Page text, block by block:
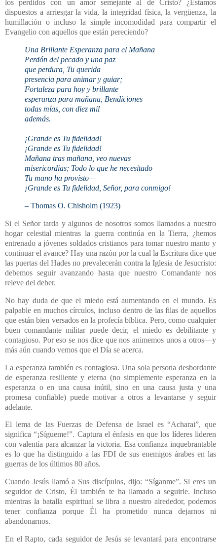
los perdidos con un amor semejante al de Cristo? ¿Estamos
dispuestos a arriesgar la vida, la integridad física, la vergüenza, la
humillación o incluso la simple incomodidad para compartir el
Evangelio con aquellos que están pereciendo?
Una Brillante Esperanza para el Mañana
Perdón del pecado y una paz
que perdura, Tu querida
presencia para animar y guiar;
Fortaleza para hoy y brillante
esperanza para mañana, Bendiciones
todas mías, con diez mil
además.
¡Grande es Tu fidelidad!
¡Grande es Tu fidelidad!
Mañana tras mañana, veo nuevas
misericordias; Todo lo que he necesitado
Tu mano ha provisto—
¡Grande es Tu fidelidad, Señor, para conmigo!
– Thomas O. Chisholm (1923)
Si el Señor tarda y algunos de nosotros somos llamados a nuestro
hogar celestial mientras la guerra continúa en la Tierra, ¿hemos
entrenado a jóvenes soldados cristianos para tomar nuestro manto y
continuar el avance? Hay una razón por la cual la Escritura dice que
las puertas del Hades no prevalecerán contra la Iglesia de Jesucristo:
debemos seguir avanzando hasta que nuestro Comandante nos
releve del deber.
No hay duda de que el miedo está aumentando en el mundo. Es
palpable en muchos círculos, incluso dentro de las filas de aquellos
que están bien versados en la profecía bíblica. Pero, como cualquier
buen comandante militar puede decir, el miedo es debilitante y
contagioso. Por eso se nos dice que nos animemos unos a otros—y
más aún cuando vemos que el Día se acerca.
La esperanza también es contagiosa. Una sola persona desbordante
de esperanza resiliente y eterna (no simplemente esperanza en la
esperanza o en una causa inútil, sino en una causa justa y una
promesa confiable) puede motivar a otros a levantarse y seguir
adelante.
El lema de las Fuerzas de Defensa de Israel es “Acharai”, que
significa “¡Sígueme!”. Captura el énfasis en que los líderes lideren
con valentía para alcanzar la victoria. Esa confianza inquebrantable
es lo que ha distinguido a las FDI de sus enemigos árabes en las
guerras de los últimos 80 años.
Cuando Jesús llamó a Sus discípulos, dijo: “Síganme”. Si eres un
seguidor de Cristo, Él también te ha llamado a seguirle. Incluso
mientras la batalla espiritual se libra a nuestro alrededor, podemos
tener confianza porque Él ha prometido nunca dejarnos ni
abandonarnos.
En el Rapto, cada seguidor de Jesús se levantará para encontrarse